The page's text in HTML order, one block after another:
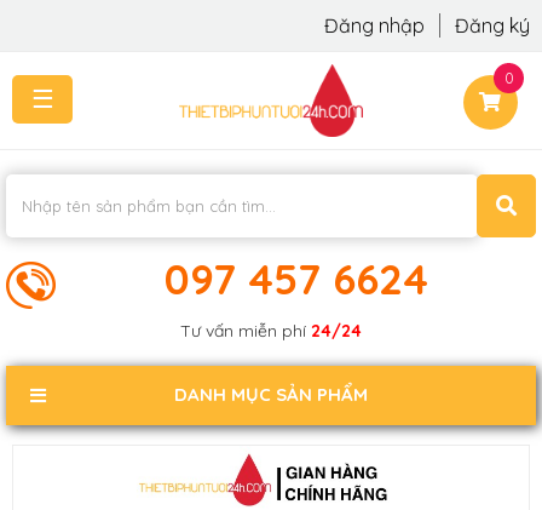
Đăng nhập Đăng ký
097 457 6624
Tư vấn miễn phí 24/24
DANH MỤC SẢN PHẨM
0
-
LẮP
HỒI
☰